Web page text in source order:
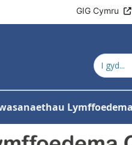
GIG Cymru
i
Lymffoedema